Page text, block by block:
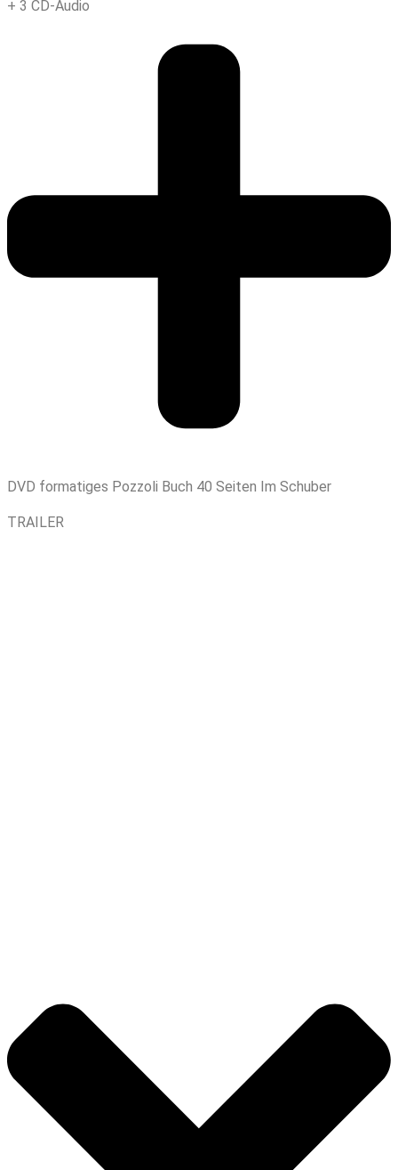
+ 3 CD-Audio
DVD formatiges Pozzoli Buch 40 Seiten Im Schuber
TRAILER